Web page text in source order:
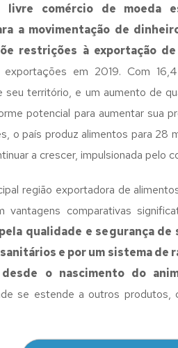
livre comércio de moeda
a movimentação de
restrições à exportação
em 2019. Com
seu território, e um aumento de
potencial para aumentar sua
o país produz alimentos para 28
a crescer, impulsionada pelo
região exportadora de
comparativas
qualidade e segurança
e por um sistema de
o nascimento do
se estende a outros